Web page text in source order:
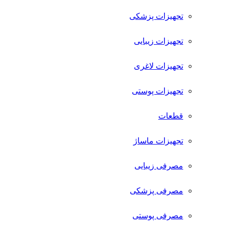
تجهیزات پزشکی
تجهیزات زیبایی
تجهیزات لاغری
تجهیزات پوستی
قطعات
تجهیزات ماساژ
مصرفی زیبایی
مصرفی پزشکی
مصرفی پوستی